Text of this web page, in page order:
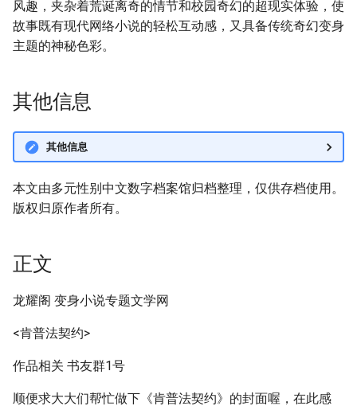
风趣，夹杂着荒诞离奇的情节和校园奇幻的超现实体验，使
故事既有现代网络小说的轻松互动感，又具备传统奇幻变身
主题的神秘色彩。
其他信息
其他信息
本文由多元性别中文数字档案馆归档整理，仅供存档使用。
版权归原作者所有。
正文
龙耀阁 变身小说专题文学网
<肯普法契约>
作品相关 书友群1号
顺便求大大们帮忙做下《肯普法契约》的封面喔，在此感